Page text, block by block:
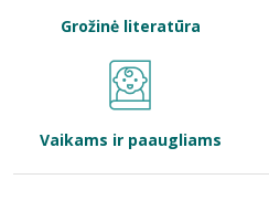
Bibliotekoms
Grožinė literatūra
Vaikams ir paaugliams